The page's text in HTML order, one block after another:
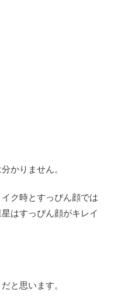
かりません。
ク時とすっぴん顔では
はすっぴん顔がキレイ
と思います。